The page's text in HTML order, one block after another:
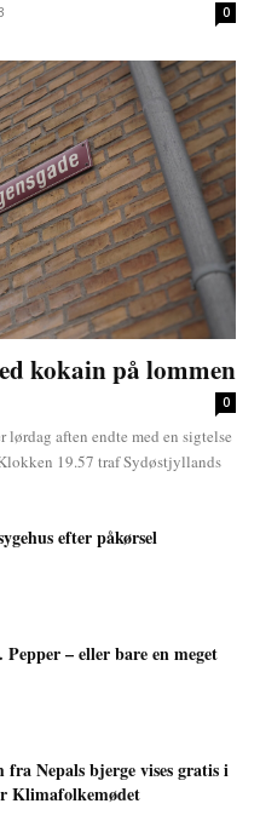
0
kokain på lommen
0
aften endte med en sigtelse
19.57 traf Sydøstjyllands
efter påkørsel
– eller bare en meget
Nepals bjerge vises gratis i
Klimafolkemødet